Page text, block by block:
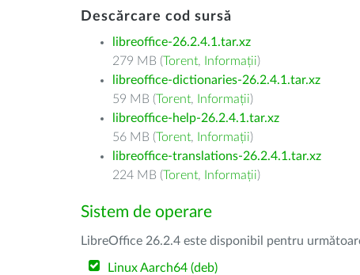
Descărcare cod sursă
libreoffice-26.2.4.1.tar.xz
279 MB (Torent, Informații)
libreoffice-dictionaries-26.2.4.1.tar.xz
59 MB (Torent, Informații)
libreoffice-help-26.2.4.1.tar.xz
56 MB (Torent, Informații)
libreoffice-translations-26.2.4.1.tar.xz
224 MB (Torent, Informații)
Sistem de operare
LibreOffice 26.2.4 este disponibil pentru
Linux Aarch64 (deb)